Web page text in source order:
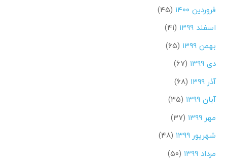
فروردین ۱۴۰۰
(۴۵)
اسفند ۱۳۹۹
(۴۱)
بهمن ۱۳۹۹
(۶۵)
دی ۱۳۹۹
(۶۷)
آذر ۱۳۹۹
(۶۸)
آبان ۱۳۹۹
(۳۵)
مهر ۱۳۹۹
(۳۷)
شهریور ۱۳۹۹
(۴۸)
مرداد ۱۳۹۹
(۵۰)